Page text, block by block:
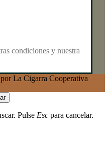
condiciones y nuestra
La Cigarra Cooperativa
Pulse Esc para cancelar.